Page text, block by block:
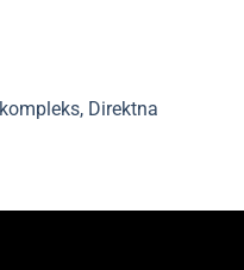
Direktna